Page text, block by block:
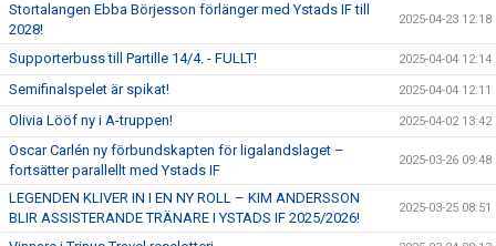
Stortalangen Ebba Börjesson förlänger med Ystads IF till
2028!
2025-04-23 12:18
Supporterbuss till Partille 14/4. - FULLT! 2025-04-04 12:14
Semifinalspelet är spikat! 2025-04-04 12:11
Olivia Lööf ny i A-truppen! 2025-04-02 13:42
Oscar Carlén ny förbundskapten för ligalandslaget –
fortsätter parallellt med Ystads IF
2025-03-26 09:48
LEGENDEN KLIVER IN I EN NY ROLL – KIM ANDERSSON
BLIR ASSISTERANDE TRÄNARE I YSTADS IF 2025/2026!
2025-03-25 08:51